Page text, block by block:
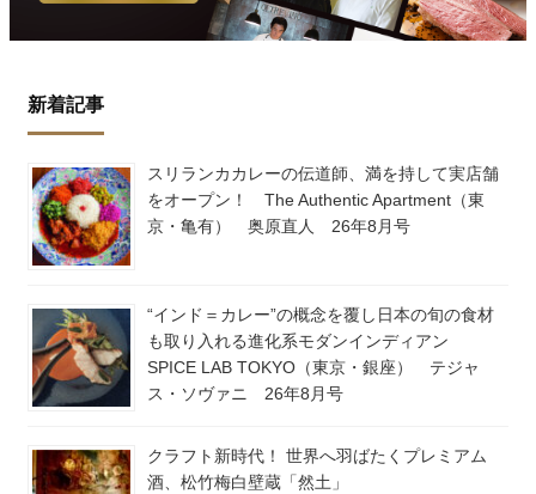
新着記事
スリランカカレーの伝道師、満を持して実店舗
をオープン！ The Authentic Apartment（東
京・亀有） 奥原直人 26年8月号
“インド＝カレー”の概念を覆し日本の旬の食材
も取り入れる進化系モダンインディアン
SPICE LAB TOKYO（東京・銀座） テジャ
ス・ソヴァニ 26年8月号
クラフト新時代！ 世界へ羽ばたくプレミアム
酒、松竹梅白壁蔵「然土」